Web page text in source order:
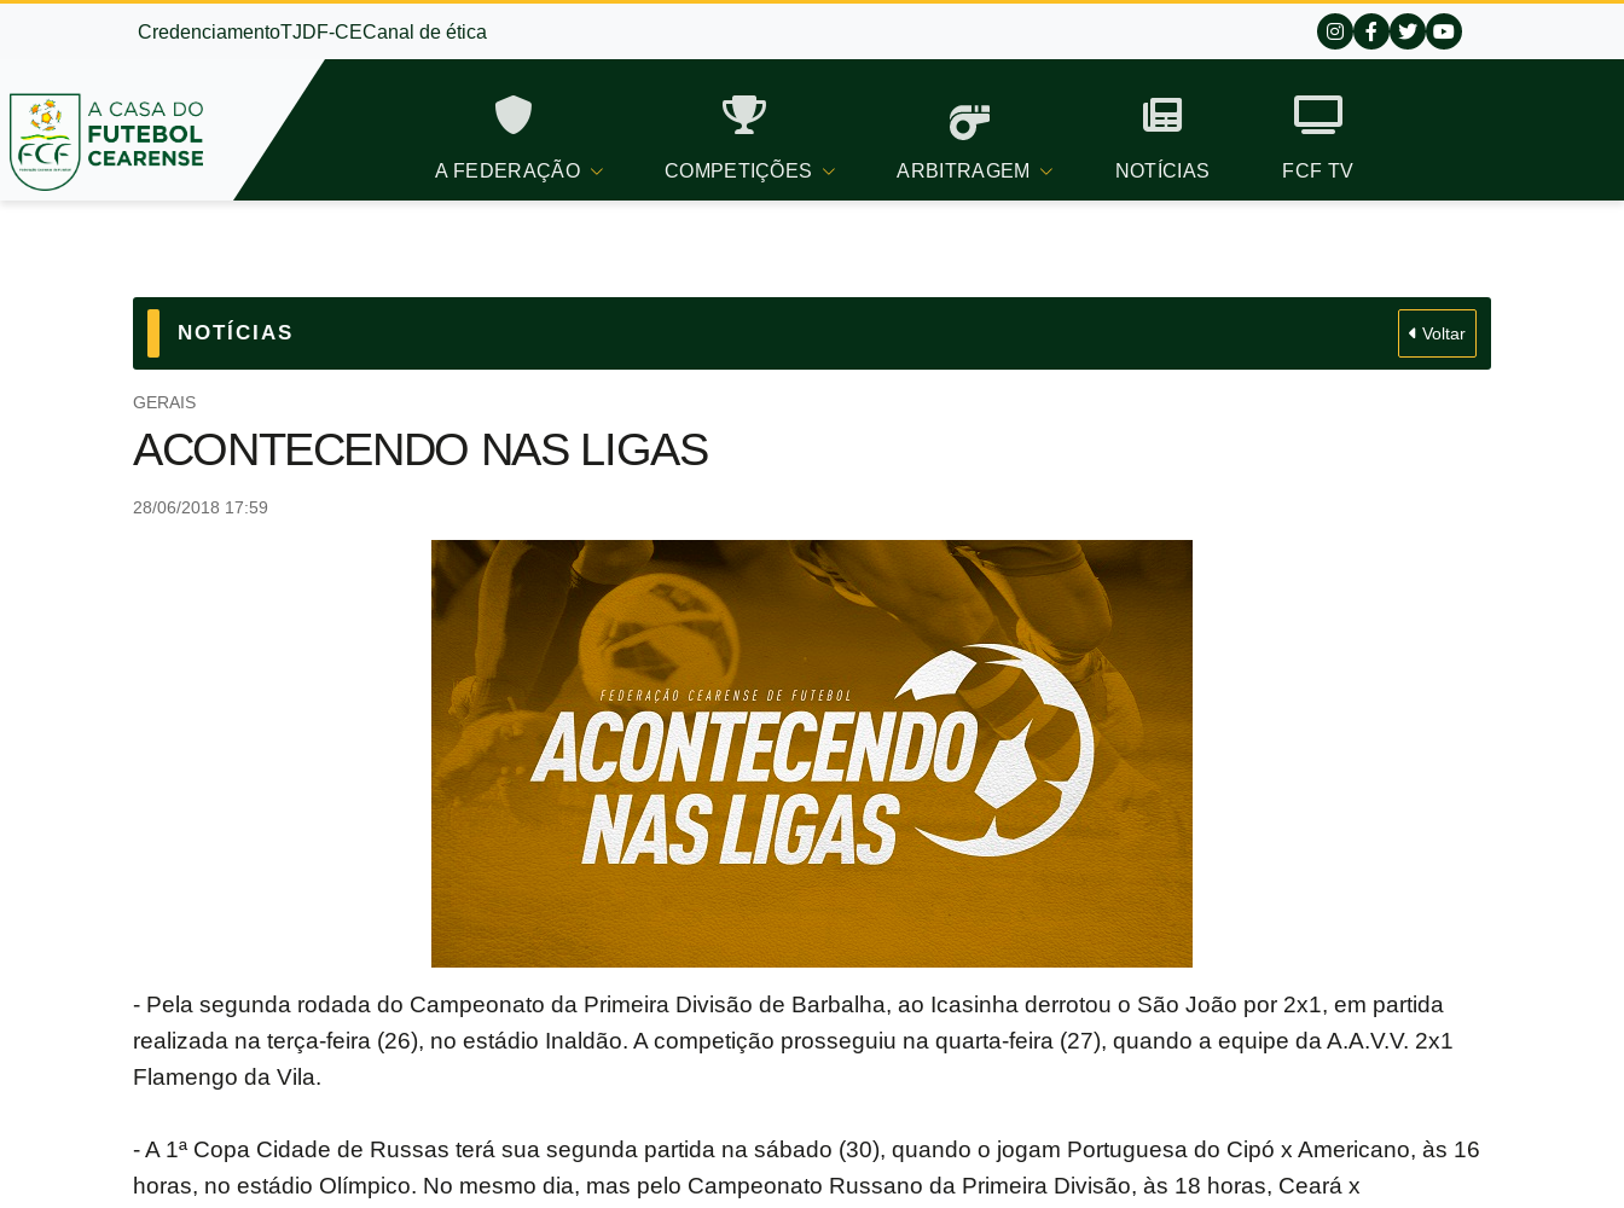
CredenciamentoTJDF-CECanal de ética
A FEDERAÇÃO COMPETIÇÕES ARBITRAGEM NOTÍCIAS FCF TV
NOTÍCIAS Voltar
GERAIS
ACONTECENDO NAS LIGAS
28/06/2018 17:59
- Pela segunda rodada do Campeonato da Primeira Divisão de Barbalha, ao Icasinha derrotou o São João por 2x1, em partida
realizada na terça-feira (26), no estádio Inaldão. A competição prosseguiu na quarta-feira (27), quando a equipe da A.A.V.V. 2x1
Flamengo da Vila.
- A 1ª Copa Cidade de Russas terá sua segunda partida na sábado (30), quando o jogam Portuguesa do Cipó x Americano, às 16
horas, no estádio Olímpico. No mesmo dia, mas pelo Campeonato Russano da Primeira Divisão, às 18 horas, Ceará x